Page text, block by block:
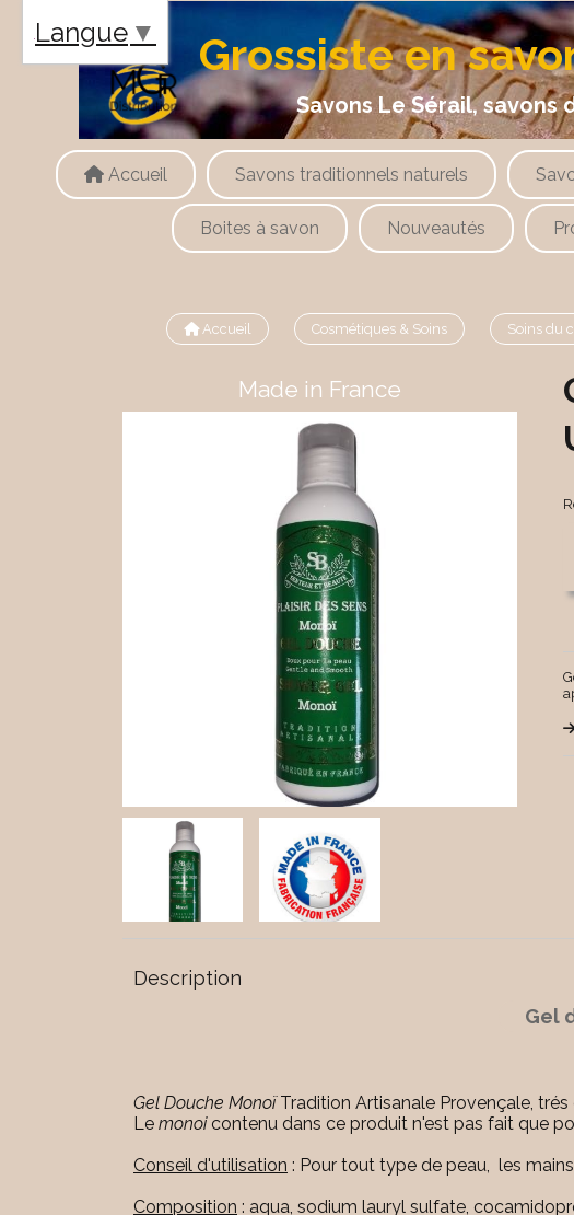
Grossiste en
Savons Le Sérail, savons
Accueil Savons traditionnels naturels
Boites à savon Nouveautés
Accueil Cosmétiques & Soins Soins du
Made in France
Description
Gel
Gel Douche MonoïTradition Artisanale Provençale,
Le monoicontenu dans ce produit n'est pas fait que
Conseil d'utilisation : Pour tout type de peau, les
Composition : aqua, sodium lauryl sulfate,
Langue ▼
Panneau de gestion des cookies